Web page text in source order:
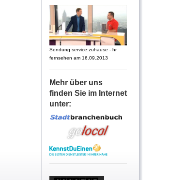
Sendung service:zuhause - hr
fernsehen am 16.09.2013
Mehr über uns
finden Sie im Internet
unter: